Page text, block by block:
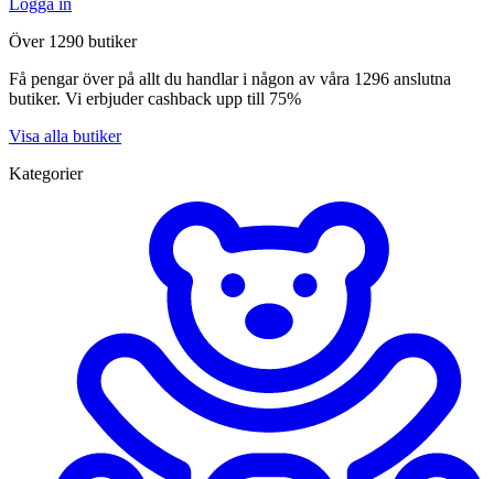
Logga in
Över 1290 butiker
Få pengar över på allt du handlar i någon av våra 1296 anslutna
butiker. Vi erbjuder cashback upp till 75%
Visa alla butiker
Kategorier